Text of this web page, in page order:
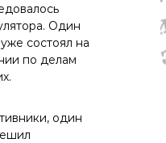
Один
состоял на
по делам
один